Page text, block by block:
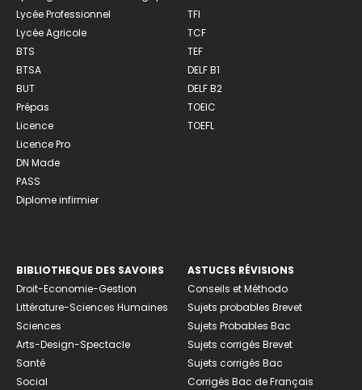
Lycée Professionnel
Lycée Agricole
BTS
BTSA
BUT
Prépas
Licence
Licence Pro
DN Made
PASS
Diplome infirmier
TFI
TCF
TEF
DELF B1
DELF B2
TOEIC
TOEFL
BIBLIOTHEQUE DES SAVOIRS
Droit-Economie-Gestion
Littérature-Sciences Humaines
Sciences
Arts-Design-Spectacle
Santé
Social
ASTUCES RÉVISIONS
Conseils et Méthodo
Sujets probables Brevet
Sujets Probables Bac
Sujets corrigés Brevet
Sujets corrigés Bac
Corrigés Bac de Français